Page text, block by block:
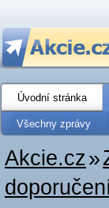
Úvodní stránka
Všechny zprávy
Akcie.cz»